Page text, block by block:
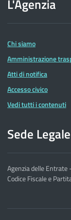
dell'Agenzia
delle
Entrate
L'Agenzia
Chi siamo
Amministrazione
Atti di notifica
Accesso civico
Vedi tutti i contenuti
Sede Legale
Agenzia delle
Codice Fiscale e